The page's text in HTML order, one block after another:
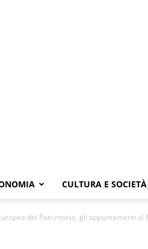
CULTURA E SOCIETÀ
del Patrimonio, gli appuntamenti al